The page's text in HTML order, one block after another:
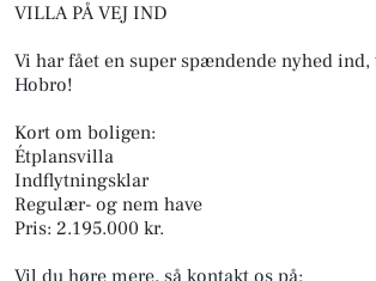
VILLA PÅ VEJ IND
Vi har fået en super spændende nyhed
Hobro!
Kort om boligen:
Étplansvilla
Indflytningsklar
Regulær- og nem have
Pris: 2.195.000 kr.
fjerne blikket fra denne Mitsubishi
Space Star 😍 Det kan vi heller
ikke! Tag et nærmere...